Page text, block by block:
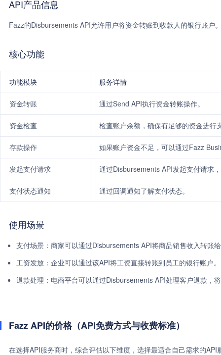
API产品信息
Fazz的Disbursements API允许用户将资金转账到收款人的银行账户
核心功能
功能模块 服务详情
资金转账 通过Send API执行资金转账操作。
资金检查 检查账户余额，确保有足够的资金进行
存款操作 如果账户资金不足，可以通过Fazz
发起支付请求 通过Disbursements API发起支付请求
支付状态通知 通过回调通知了解支付状态。
使用场景
支付场景：商家可以通过Disbursements API将商品销售收入转账
工资发放：企业可以通过该API将工资直接转账到员工的银行账户。
退款处理：电商平台可以通过Disbursements API处理客户退款，
Fazz API的价格（API免费方式与收费标准）
在选择API服务商时，综合评估以下维度，选择最适合自己需求的